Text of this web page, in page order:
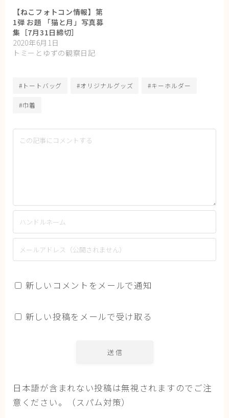
【ねこフォトコン情報】第
1弾 お題 「猫と月」写真募
集［7月31日締切］
2020年6月1日
トミーとゆずの観察日記
#トートバッグ #オリジナルグッズ #キーホルダー
#巾着
新しいコメントをメールで通知
新しい投稿をメールで受け取る
日本語が含まれない投稿は無視されますのでご注
意ください。（スパム対策）